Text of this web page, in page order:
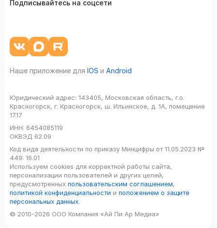
Подписывайтесь на соцсети
Наше приложение для IOS и Android
Юридический адрес: 143405, Московская область, г.о.
Красногорск, г. Красногорск, ш. Ильинское, д. 1А, помещение
17.17
ИНН: 6454085119
ОКВЭД 62.09
Код вида деятельности по приказу Минцифры от 11.05.2023 №
449: 16.01
Используем cookies для корректной работы сайта,
персонализации пользователей и других целей,
предусмотренных пользовательским соглашением,
политикой конфиденциальности и положением о защите
персональных данных.
© 2010-2026 ООО Компания «Ай Пи Ар Медиа»